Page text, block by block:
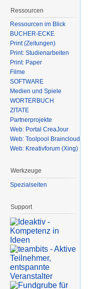
Ressourcen
Ressourcen im Blick
BÜCHER-ECKE
Print (Zeitungen)
Print: Studienarbeiten
Print: Paper
Filme
SOFTWARE
Medien und Spiele
WÖRTERBUCH
ZITATE
Partnerprojekte
Web: Portal CreaJour
Web: Toolpool Braincloud
Web: Kreativforum (Xing)
Werkzeuge
Spezialseiten
Support